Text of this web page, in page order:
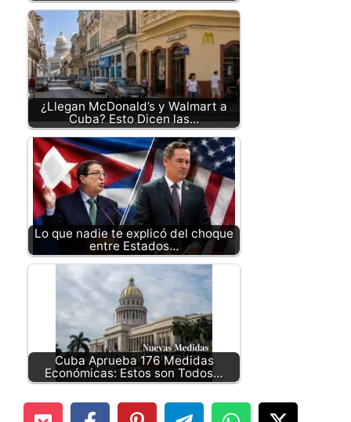
¿Llegan McDonald’s y Walmart a
Cuba? Esto Dicen las…
Lo que nadie te explicó del choque
entre Estados…
Cuba Aprueba 176 Medidas
Económicas: Estos son Todos…